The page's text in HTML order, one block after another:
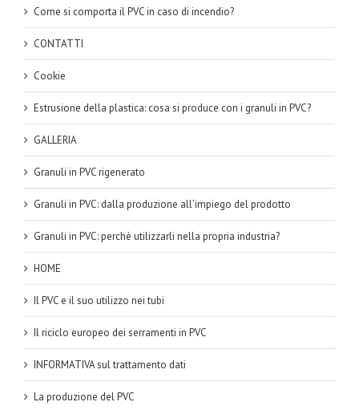
Come si comporta il PVC in caso di incendio?
CONTATTI
Cookie
Estrusione della plastica: cosa si produce con i granuli in PVC?
GALLERIA
Granuli in PVC rigenerato
Granuli in PVC: dalla produzione all’impiego del prodotto
Granuli in PVC: perchè utilizzarli nella propria industria?
HOME
Il PVC e il suo utilizzo nei tubi
Il riciclo europeo dei serramenti in PVC
INFORMATIVA sul trattamento dati
La produzione del PVC